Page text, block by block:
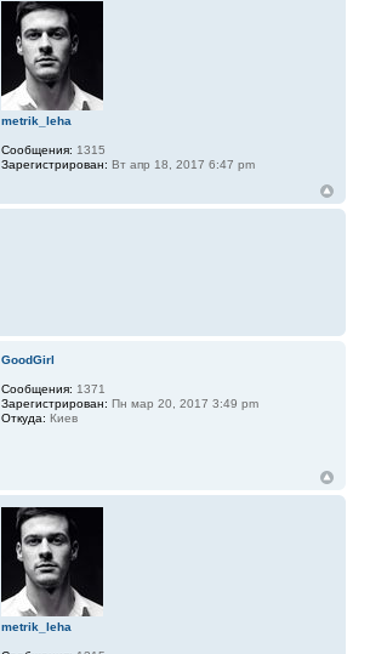
metrik_leha
Сообщения: 1315
Зарегистрирован: Вт апр 18, 2017 6:47 pm
GoodGirl
Сообщения: 1371
Зарегистрирован: Пн мар 20, 2017 3:49 pm
Откуда: Киев
metrik_leha